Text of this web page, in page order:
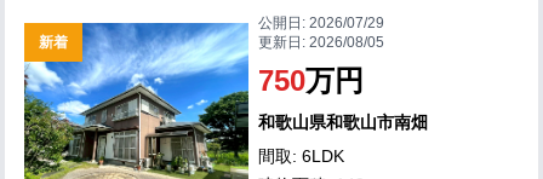
新着
公開日:2026/07/29
更新日:2026/08/05
750万円
和歌山県和歌山市南畑
間取: 6LDK